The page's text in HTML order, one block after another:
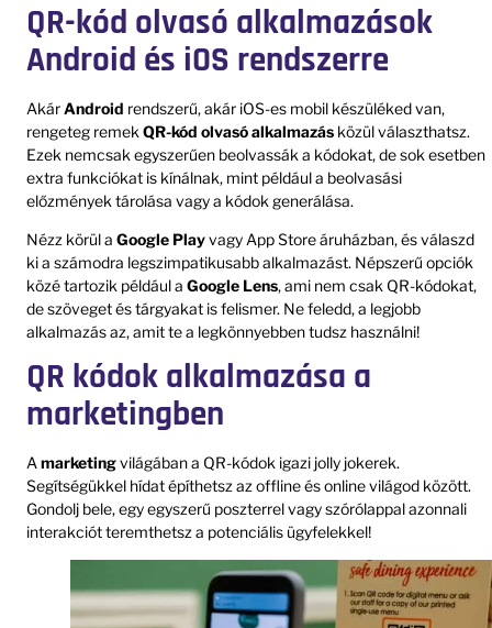
QR-kód olvasó alkalmazások
Android és iOS rendszerre
AkárAndroid rendszerű, akár iOS-es mobil készüléked van,
rengeteg remek QR-kód olvasó alkalmazás közül választhatsz.
Ezek nemcsak egyszerűen beolvassák a kódokat, de sok esetben
extra funkciókat is kínálnak, mint például a beolvasási
előzmények tárolása vagy a kódok generálása.
Nézz körül a Google Playvagy App Store áruházban, és válaszd
ki a számodra legszimpatikusabb alkalmazást. Népszerű opciók
közé tartozik például a Google Lens, ami nem csak QR-kódokat,
de szöveget és tárgyakat is felismer. Ne feledd, a legjobb
alkalmazás az, amit te a legkönnyebben tudsz használni!
QR kódok alkalmazása a
marketingben
Amarketingvilágában a QR-kódok igazi jolly jokerek.
Segítségükkel hídat építhetsz az offline és online világod között.
Gondolj bele, egy egyszerű poszterrel vagy szórólappal azonnali
interakciót teremthetsz a potenciális ügyfelekkel!